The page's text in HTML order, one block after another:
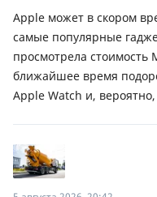
Apple может в скором
самые популярные
просмотрела стоимость
ближайшее время
Apple Watch и,